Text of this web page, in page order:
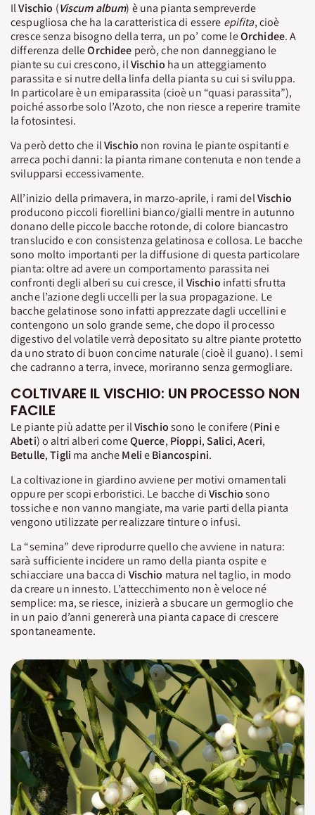
IlVischio (Viscum album) è una pianta sempreverde
cespugliosa che ha la caratteristica di essere epifita, cioè
cresce senza bisogno della terra, un po’ come leOrchidee. A
differenza delleOrchidee però, che non danneggiano le
piante su cui crescono, ilVischio ha un atteggiamento
parassita e si nutre della linfa della pianta su cui si sviluppa.
In particolare è un emiparassita (cioè un “quasi parassita”),
poiché assorbe solo l’Azoto, che non riesce a reperire tramite
la fotosintesi.
Va però detto che ilVischio non rovina le piante ospitanti e
arreca pochi danni: la pianta rimane contenuta e non tende a
svilupparsi eccessivamente.
All’inizio della primavera, in marzo-aprile, i rami delVischio
producono piccoli fiorellini bianco/gialli mentre in autunno
donano delle piccole bacche rotonde, di colore biancastro
translucido e con consistenza gelatinosa e collosa. Le bacche
sono molto importanti per la diffusione di questa particolare
pianta: oltre ad avere un comportamento parassita nei
confronti degli alberi su cui cresce, ilVischio infatti sfrutta
anche l’azione degli uccelli per la sua propagazione. Le
bacche gelatinose sono infatti apprezzate dagli uccellini e
contengono un solo grande seme, che dopo il processo
digestivo del volatile verrà depositato su altre piante protetto
da uno strato di buon concime naturale (cioè il guano). I semi
che cadranno a terra, invece, moriranno senza germogliare.
COLTIVARE IL VISCHIO: UN PROCESSO NON
FACILE
Le piante più adatte per ilVischiosono le conifere (Pinie
Abeti) o altri alberi comeQuerce, Pioppi,Salici,Aceri,
Betulle,Tigli ma ancheMelieBiancospini.
La coltivazione in giardino avviene per motivi ornamentali
oppure per scopi erboristici. Le bacche diVischiosono
tossiche e non vanno mangiate, ma varie parti della pianta
vengono utilizzate per realizzare tinture o infusi.
La “semina” deve riprodurre quello che avviene in natura:
sarà sufficiente incidere un ramo della pianta ospite e
schiacciare una bacca di Vischio matura nel taglio, in modo
da creare un innesto. L’attecchimento non è veloce né
semplice: ma, se riesce, inizierà a sbucare un germoglio che
in un paio d’anni genererà una pianta capace di crescere
spontaneamente.